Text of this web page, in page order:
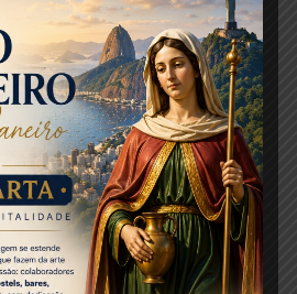
era natural uma queda
já começa a atrair novos
fechamos 25 eventos,
178 congressos para a
prospecção”, lembrou. As
divulgadas durante café da
feira, realizado no Encore
Hotéis, para um grupo de
de um fampress